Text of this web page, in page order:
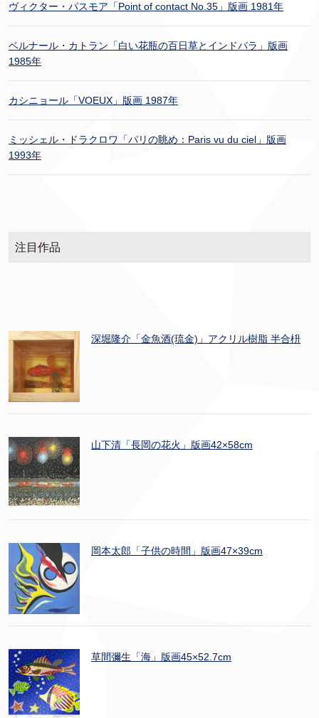
ヴィクター・パスモア「Point of contact No.35」版画 1981年
ベルナール・カトラン「白い花瓶の百日草とインドバラ」版画
1985年
カシニョール「VOEUX」版画 1987年
ミッシェル・ドラクロワ「パリの眺め：Paris vu du ciel」版画
1993年
注目作品
深堀隆介「金魚酒(琉金)」アクリル樹脂 半合枡
山下清「長岡の花火」版画42×58cm
岡本太郎「子供の時間」版画47×39cm
草間彌生「海」版画45×52.7cm